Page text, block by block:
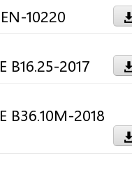
10220
B16.25-2017
B36.10M-2018